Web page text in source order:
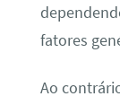
fatores
Ao